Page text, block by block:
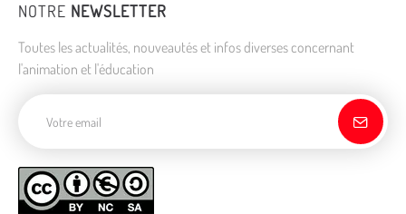
NOTRE NEWSLETTER
Toutes les actualités, nouveautés et infos diverses concernant
l'animation et l'éducation